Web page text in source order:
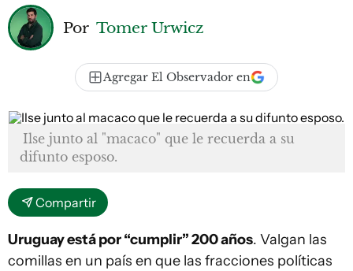
Por Tomer Urwicz
Agregar El Observador en
Ilse junto al "macaco" que le recuerda a su
difunto esposo.
Compartir
Uruguay está por “cumplir” 200 años. Valgan las
comillas en un país en que las fracciones políticas